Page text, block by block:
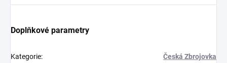
Doplňkové parametry
Kategorie: Česká Zbrojovka